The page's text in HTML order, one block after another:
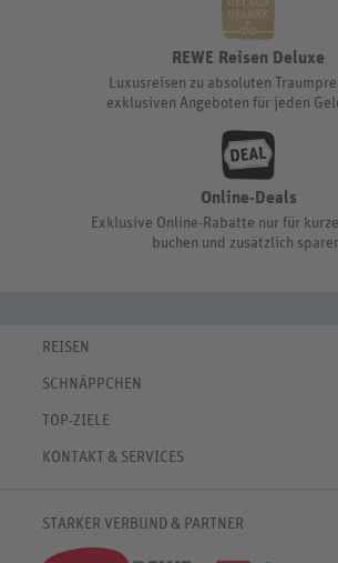
REWE Reisen Deluxe
Luxusreisen zu absoluten
exklusiven Angeboten für jeden
Online-Deals
Exklusive Online-Rabatte nur für
buchen und zusätzlich
REISEN
Eigene Anreise
Städtereisen
Wellnessurlaub
SCHNÄPPCHEN
Aktuelle Reiseangebote
Online-Deals
Reisemagazin
% Satte Rabatte
TOP-ZIELE
Urlaub in Deutschland
✈ Urlaub in Spanien
KONTAKT & SERVICES
Kontaktformular
♥ Merkliste
STARKER VERBUND & PARTNER